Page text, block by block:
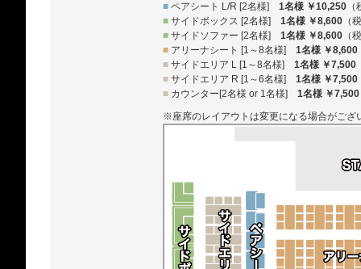
■ ペアシート L/R [2名様] 1名様 ￥10,250
■ サイドボックス [2名様] 1名様 ￥8,600 （
■ サイドソファー [2名様] 1名様 ￥8,600 （
■ アリーナシート [1～8名様] 1名様 ￥8,600
■ サイドエリア L [1～8名様] 1名様 ￥7,500
■ サイドエリア R [1～6名様] 1名様 ￥7,500
■ カウンター[2名様 or 1名様] 1名様 ￥7,500
※座席のレイアウトは変更になる場合がござ